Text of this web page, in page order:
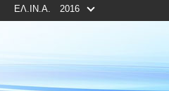
ΕΛ.ΙΝ.Α. 2016